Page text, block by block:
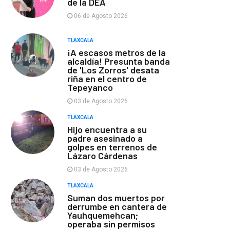
06 de Agosto 2026
TLAXCALA
¡A escasos metros de la
alcaldía! Presunta banda
de 'Los Zorros' desata
riña en el centro de
Tepeyanco
03 de Agosto 2026
TLAXCALA
Hijo encuentra a su
padre asesinado a
golpes en terrenos de
Lázaro Cárdenas
03 de Agosto 2026
TLAXCALA
Suman dos muertos por
derrumbe en cantera de
Yauhquemehcan;
operaba sin permisos